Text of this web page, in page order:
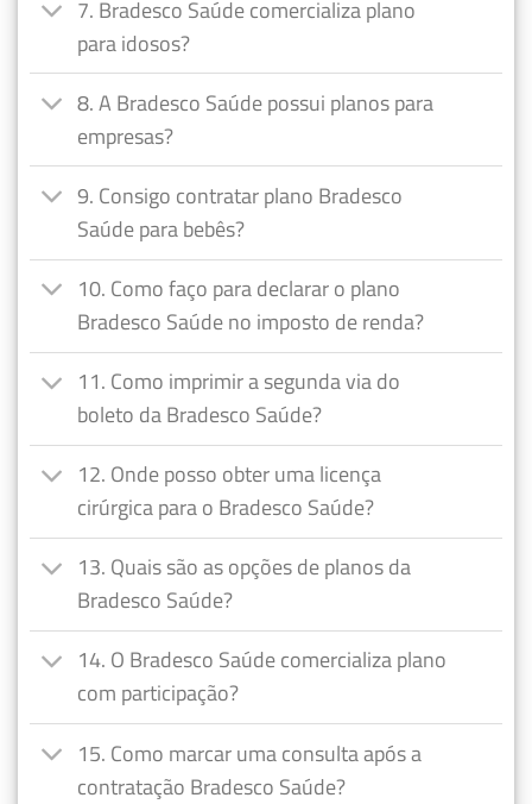
7. Bradesco Saúde comercializa plano
para idosos?
8. A Bradesco Saúde possui planos para
empresas?
9. Consigo contratar plano Bradesco
Saúde para bebês?
10. Como faço para declarar o plano
Bradesco Saúde no imposto de renda?
11. Como imprimir a segunda via do
boleto da Bradesco Saúde?
12. Onde posso obter uma licença
cirúrgica para o Bradesco Saúde?
13. Quais são as opções de planos da
Bradesco Saúde?
14. O Bradesco Saúde comercializa plano
com participação?
15. Como marcar uma consulta após a
contratação Bradesco Saúde?